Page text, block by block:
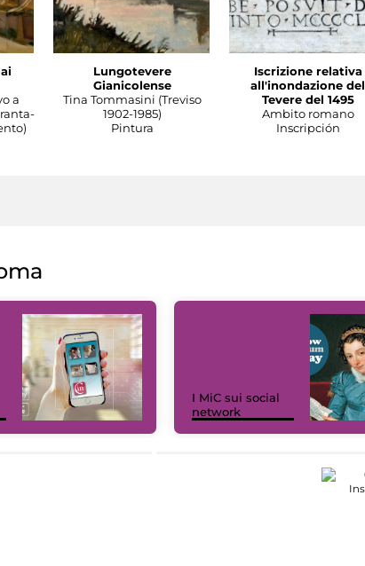
a
Lungotevere
Gianicolense
Tina Tommasini (Treviso
1902-1985)
Pintura
Iscrizione relativa
all'inondazione del
Tevere del 1495
Ambito romano
Inscripción
I MiC sui social
network